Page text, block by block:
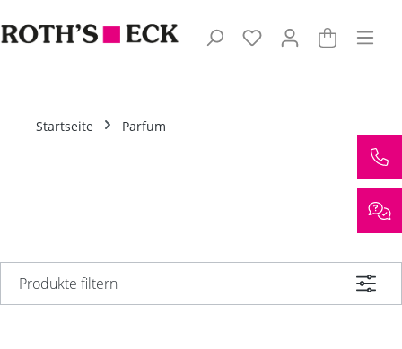
Zum Hauptinhalt springen
Startseite Parfum
Produkte filtern